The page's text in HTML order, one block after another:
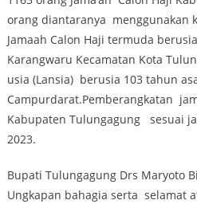
orang diantaranya menggunakan
Jamaah Calon Haji termuda
Karangwaru Kecamatan Kota
usia (Lansia) berusia 103 tahun
Campurdarat.Pemberangkatan
Kabupaten Tulungagung sesuai
2023.
Bupati Tulungagung Drs Maryoto
Ungkapan bahagia serta selamat